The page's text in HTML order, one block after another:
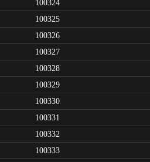
100324
100325
100326
100327
100328
100329
100330
100331
100332
100333